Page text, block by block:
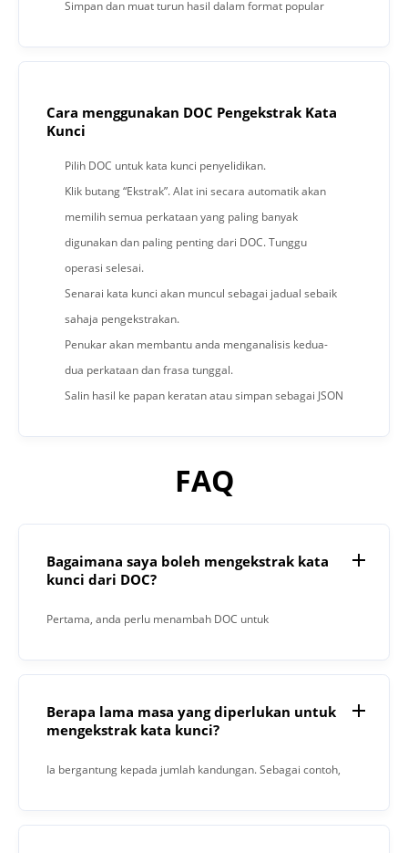
Simpan dan muat turun hasil dalam format popular
Cara menggunakan DOC Pengekstrak Kata
Kunci
Pilih DOC untuk kata kunci penyelidikan.
Klik butang “Ekstrak”. Alat ini secara automatik akan
memilih semua perkataan yang paling banyak
digunakan dan paling penting dari DOC. Tunggu
operasi selesai.
Senarai kata kunci akan muncul sebagai jadual sebaik
sahaja pengekstrakan.
Penukar akan membantu anda menganalisis kedua-
dua perkataan dan frasa tunggal.
Salin hasil ke papan keratan atau simpan sebagai JSON
FAQ
Bagaimana saya boleh mengekstrak kata
kunci dari DOC?
Pertama, anda perlu menambah DOC untuk
Berapa lama masa yang diperlukan untuk
mengekstrak kata kunci?
Ia bergantung kepada jumlah kandungan. Sebagai contoh,